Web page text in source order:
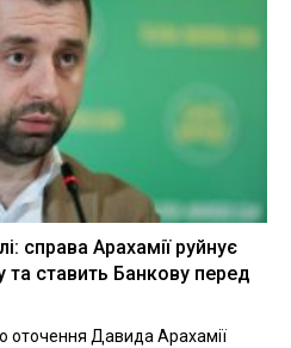
справа Арахамії руйнує
та ставить Банкову перед
оточення Давида Арахамії